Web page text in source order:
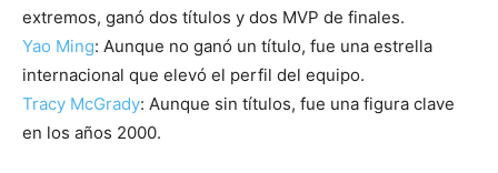
extremos, ganó dos títulos y dos MVP de finales.
Yao Ming: Aunque no ganó un título, fue una estrella
internacional que elevó el perfil del equipo.
Tracy McGrady: Aunque sin títulos, fue una figura clave
en los años 2000.